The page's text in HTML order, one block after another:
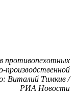
противопехотных
Виталий Тимкив /
РИА Новости